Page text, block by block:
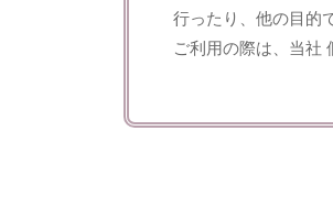
行ったり、他の目的
ご利用の際は、当社